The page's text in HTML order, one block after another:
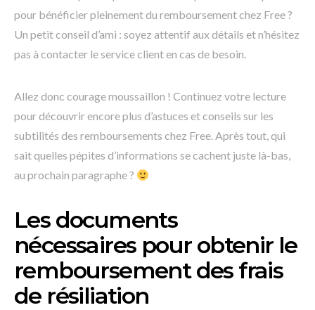
pour bénéficier pleinement du remboursement chez Free ?
Un petit conseil d’ami : soyez attentif aux détails et n’hésitez
pas à contacter le service client en cas de besoin.
Allez donc courage moussaillon ! Continuez votre lecture
pour découvrir encore plus d’astuces et conseils sur les
subtilités des remboursements chez Free. Après tout, qui
sait quelles pépites d’informations se cachent juste là-bas,
au prochain paragraphe ?
Les documents
nécessaires pour obtenir le
remboursement des frais
de résiliation